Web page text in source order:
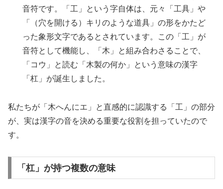
音符です。「工」という字自体は、元々「工具」や
「（穴を開ける）キリのような道具」の形をかたど
った象形文字であるとされています。この「工」が
音符として機能し、「木」と組み合わさることで、
「コウ」と読む「木製の何か」という意味の漢字
「杠」が誕生しました。
私たちが「木へんにエ」と直感的に認識する「工」の部分
が、実は漢字の音を決める重要な役割を担っていたので
す。
「杠」が持つ複数の意味